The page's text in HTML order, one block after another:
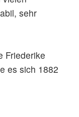
sehr
Friederike
es sich 1882